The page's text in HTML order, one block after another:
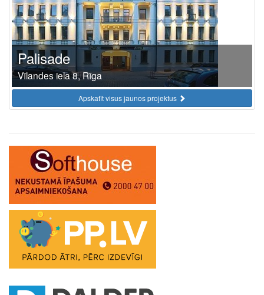
Palisade
Vīlandes iela 8, Rīga
Apskatīt visus jaunos projektus